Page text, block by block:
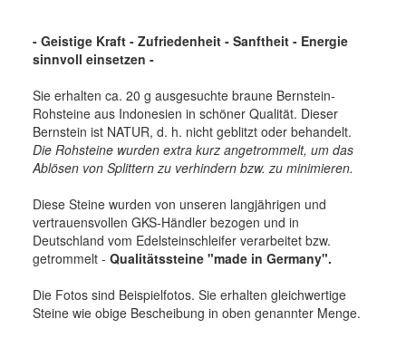
- Geistige Kraft - Zufriedenheit - Sanftheit - Energie
sinnvoll einsetzen -
Sie erhalten ca. 20 g ausgesuchte braune Bernstein-
Rohsteine aus Indonesien in schöner Qualität. Dieser
Bernstein ist NATUR, d. h. nicht geblitzt oder behandelt.
Die Rohsteine wurden extra kurz angetrommelt, um das
Ablösen von Splittern zu verhindern bzw. zu minimieren.
Diese Steine wurden von unseren langjährigen und
vertrauensvollen GKS-Händler bezogen und in
Deutschland vom Edelsteinschleifer verarbeitet bzw.
getrommelt - Qualitätssteine "made in Germany".
Die Fotos sind Beispielfotos. Sie erhalten gleichwertige
Steine wie obige Bescheibung in oben genannter Menge.